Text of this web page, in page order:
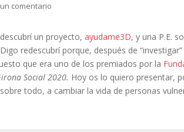
comentario
un proyecto, ayudame3D, y una P.E.
redescubrí porque, después de
que era uno de los premiados por la
Social 2020. Hoy os lo quiero presentar,
todo, a cambiar la vida de personas